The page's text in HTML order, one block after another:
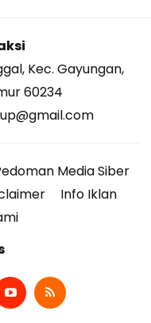
Kec. Gayungan,
60234
Media Siber
Info Iklan